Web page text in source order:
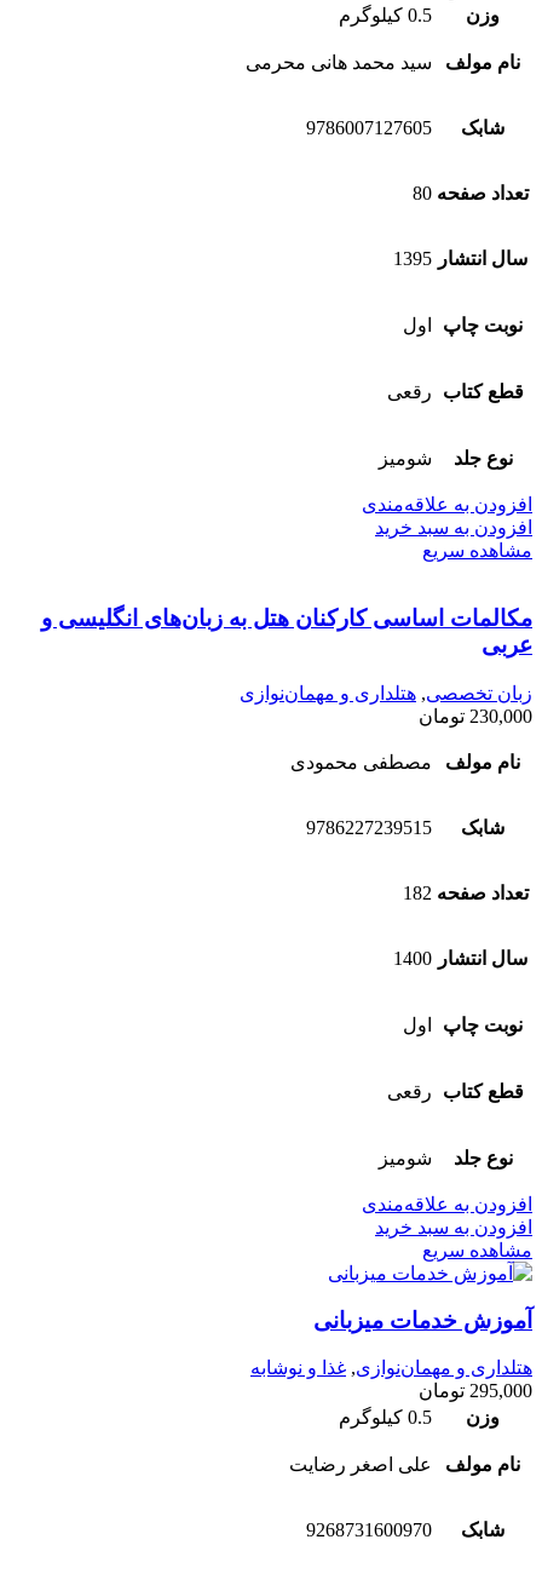
وزن
0.5 کیلوگرم
نام مولف سید محمد هانی محرمی
شابک 9786007127605
تعداد صفحه 80
سال انتشار 1395
نوبت چاپ اول
قطع کتاب رقعی
نوع جلد شومیز
افزودن به علاقه‌مندی
افزودن به سبد خرید
مشاهده سریع
مکالمات ‌اساسی کارکنان ‌هتل به‌ زبان‌‌های‌ انگلیسی ‌و
‌عربی
زبان تخصصی, هتلداری و مهمان‌نوازی
230,000 تومان
نام مولف مصطفی محمودی
شابک 9786227239515
تعداد صفحه 182
سال انتشار 1400
نوبت چاپ اول
قطع کتاب رقعی
نوع جلد شومیز
افزودن به علاقه‌مندی
افزودن به سبد خرید
مشاهده سریع
آموزش خدمات میزبانی
هتلداری و مهمان‌نوازی, غذا و نوشابه
295,000 تومان
وزن
0.5 کیلوگرم
نام مولف علی اصغر رضایت
شابک 9268731600970